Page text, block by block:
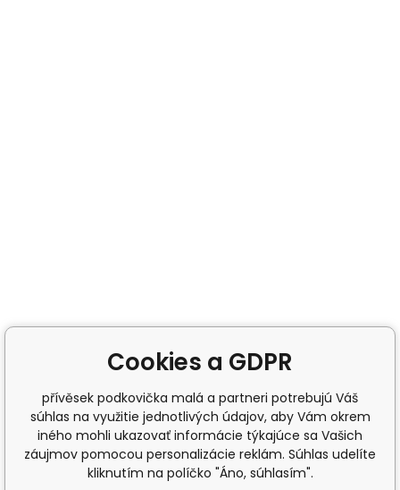
Cookies a GDPR
přívěsek podkovička malá a partneri potrebujú Váš
súhlas na využitie jednotlivých údajov, aby Vám okrem
iného mohli ukazovať informácie týkajúce sa Vašich
záujmov pomocou personalizácie reklám. Súhlas udelíte
kliknutím na políčko "Áno, súhlasím".